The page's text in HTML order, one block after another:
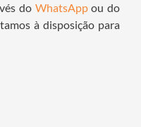
do WhatsAppou do
à disposição para